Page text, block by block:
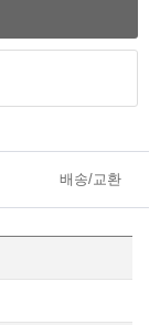
배송/교환